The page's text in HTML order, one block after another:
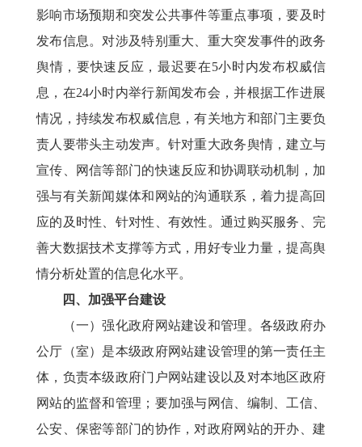
影响市场预期和突发公共事件等重点事项，要及时
发布信息。对涉及特别重大、重大突发事件的政务
舆情，要快速反应，最迟要在5小时内发布权威信
息，在24小时内举行新闻发布会，并根据工作进展
情况，持续发布权威信息，有关地方和部门主要负
责人要带头主动发声。针对重大政务舆情，建立与
宣传、网信等部门的快速反应和协调联动机制，加
强与有关新闻媒体和网站的沟通联系，着力提高回
应的及时性、针对性、有效性。通过购买服务、完
善大数据技术支撑等方式，用好专业力量，提高舆
情分析处置的信息化水平。
四、加强平台建设
（一）强化政府网站建设和管理。各级政府办
公厅（室）是本级政府网站建设管理的第一责任主
体，负责本级政府门户网站建设以及对本地区政府
网站的监督和管理；要加强与网信、编制、工信、
公安、保密等部门的协作，对政府网站的开办、建